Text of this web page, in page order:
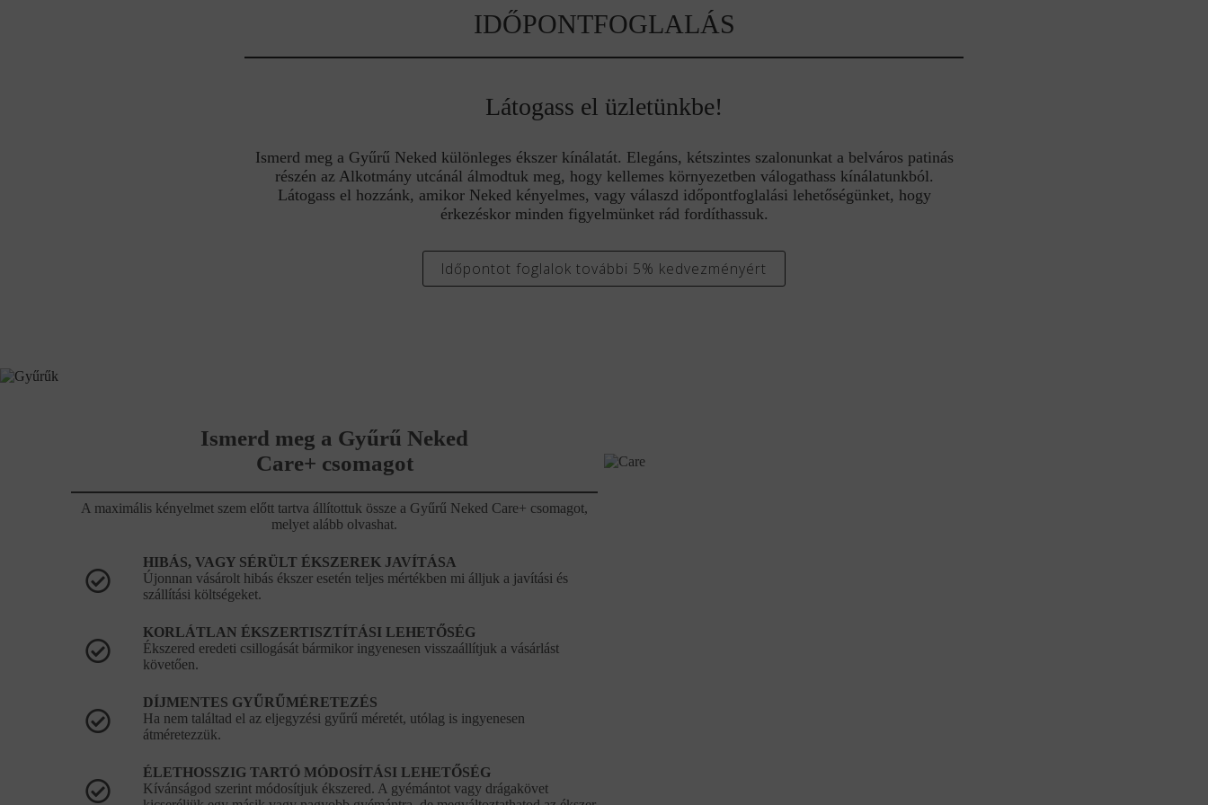
IDŐPONTFOGLALÁS
Látogass el üzletünkbe!
Ismerd meg a Gyűrű Neked különleges ékszer kínálatát. Elegáns, kétszintes szalonunkat a belváros patinás
részén az Alkotmány utcánál álmodtuk meg, hogy kellemes környezetben válogathass kínálatunkból.
Látogass el hozzánk, amikor Neked kényelmes, vagy válaszd időpontfoglalási lehetőségünket, hogy
érkezéskor minden figyelmünket rád fordíthassuk.
Időpontot foglalok további 5% kedvezményért
Ismerd meg a Gyűrű Neked
Care+ csomagot
A maximális kényelmet szem előtt tartva állítottuk össze a Gyűrű Neked Care+ csomagot,
melyet alább olvashat.
HIBÁS, VAGY SÉRÜLT ÉKSZEREK JAVÍTÁSA
Újonnan vásárolt hibás ékszer esetén teljes mértékben mi álljuk a javítási és
szállítási költségeket.
KORLÁTLAN ÉKSZERTISZTÍTÁSI LEHETŐSÉG
Ékszered eredeti csillogását bármikor ingyenesen visszaállítjuk a vásárlást
követően.
DÍJMENTES GYŰRŰMÉRETEZÉS
Ha nem találtad el az eljegyzési gyűrű méretét, utólag is ingyenesen
átméretezzük.
ÉLETHOSSZIG TARTÓ MÓDOSÍTÁSI LEHETŐSÉG
Kívánságod szerint módosítjuk ékszered. A gyémántot vagy drágakövet